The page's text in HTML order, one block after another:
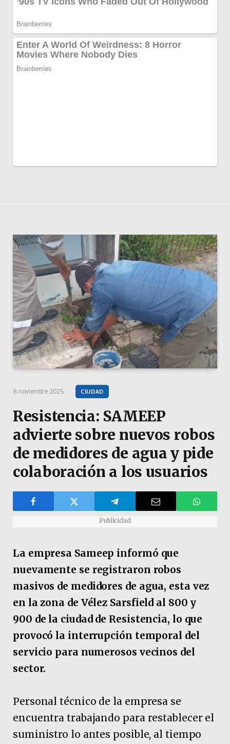
8 noviembre 2025 CIUDAD
Resistencia: SAMEEP
advierte sobre nuevos robos
de medidores de agua y pide
colaboración a los usuarios
Publicidad
La empresa Sameep informó que
nuevamente se registraron robos
masivos de medidores de agua, esta vez
en la zona de Vélez Sarsfield al 800 y
900 de la ciudad de Resistencia, lo que
provocó la interrupción temporal del
servicio para numerosos vecinos del
sector.
Personal técnico de la empresa se
encuentra trabajando para restablecer el
suministro lo antes posible, al tiempo